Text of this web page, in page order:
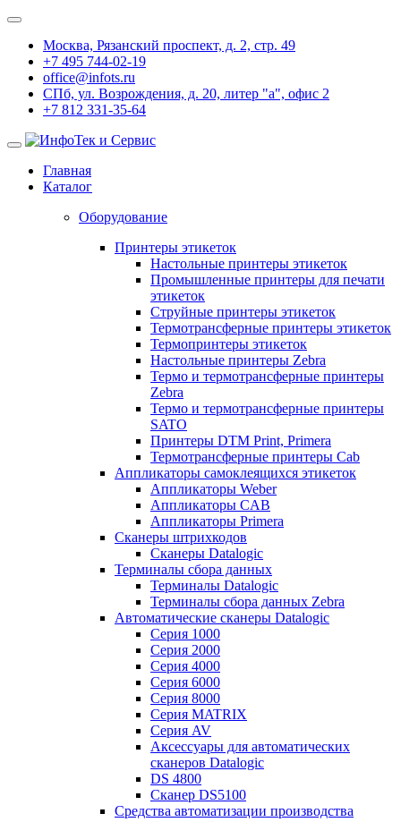
Москва, Рязанский проспект, д. 2, стр. 49
+7 495 744-02-19
office@infots.ru
СПб, ул. Возрождения, д. 20, литер "a", офис 2
+7 812 331-35-64
Главная
Каталог
Оборудование
Принтеры этикеток
Настольные принтеры этикеток
Промышленные принтеры для печати
этикеток
Струйные принтеры этикеток
Термотрансферные принтеры этикеток
Термопринтеры этикеток
Настольные принтеры Zebra
Термо и термотрансферные принтеры
Zebra
Термо и термотрансферные принтеры
SATO
Принтеры DTM Print, Primera
Термотрансферные принтеры Cab
Аппликаторы самоклеящихся этикеток
Аппликаторы Weber
Аппликаторы CAB
Аппликаторы Primera
Сканеры штрихкодов
Сканеры Datalogic
Терминалы сбора данных
Терминалы Datalogic
Терминалы сбора данных Zebra
Автоматические сканеры Datalogic
Серия 1000
Серия 2000
Серия 4000
Серия 6000
Серия 8000
Серия MATRIX
Серия AV
Аксессуары для автоматических
сканеров Datalogic
DS 4800
Сканер DS5100
Средства автоматизации производства